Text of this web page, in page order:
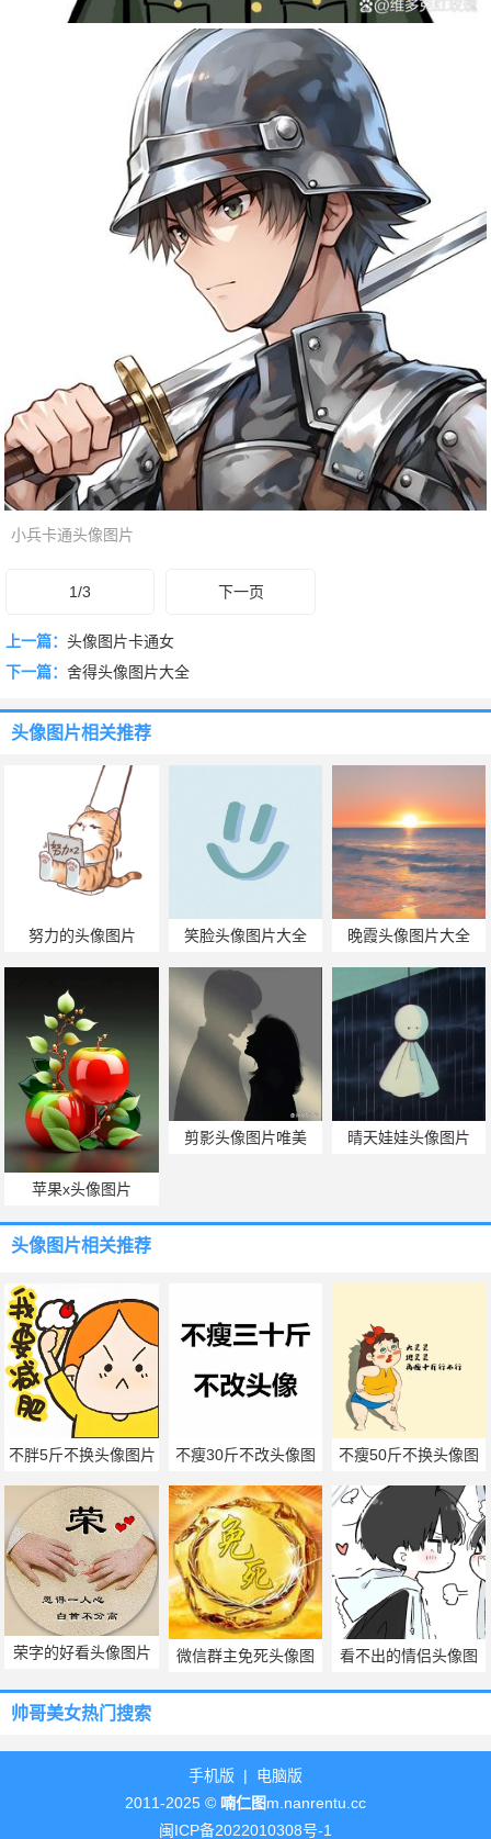
小兵卡通头像图片
1/3 下一页
上一篇： 头像图片卡通女
下一篇： 舍得头像图片大全
头像图片相关推荐
努力的头像图片 笑脸头像图片大全 晚霞头像图片大全
苹果x头像图片
剪影头像图片唯美 晴天娃娃头像图片
头像图片相关推荐
不胖5斤不换头像图片
不瘦30斤不改头像图
片
不瘦50斤不换头像图
片
荣字的好看头像图片
微信群主免死头像图
片
看不出的情侣头像图
片
帅哥美女热门搜索
手机版 | 电脑版
2011-2025 © 喃仁图m.nanrentu.cc
闽ICP备2022010308号-1